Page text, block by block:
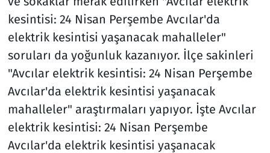
kesintisi: 24 Nisan Perşembe Avcılar'da
elektrik kesintisi yaşanacak mahalleler"
soruları da yoğunluk kazanıyor. İlçe sakinleri
"Avcılar elektrik kesintisi: 24 Nisan Perşembe
Avcılar'da elektrik kesintisi yaşanacak
mahalleler" araştırmaları yapıyor. İşte Avcılar
elektrik kesintisi: 24 Nisan Perşembe
Avcılar'da elektrik kesintisi yaşanacak